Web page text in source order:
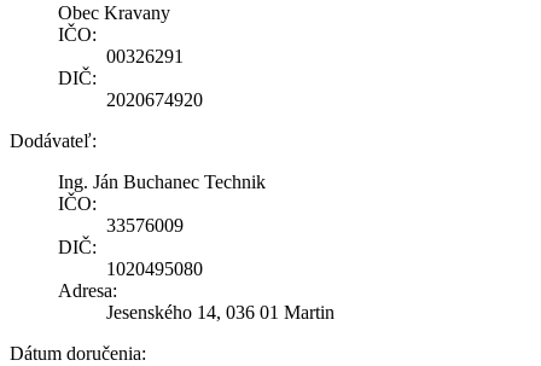
Obec Kravany
IČO:
00326291
DIČ:
2020674920
Dodávateľ:
Ing. Ján Buchanec Technik
IČO:
33576009
DIČ:
1020495080
Adresa:
Jesenského 14, 036 01 Martin
Dátum doručenia: